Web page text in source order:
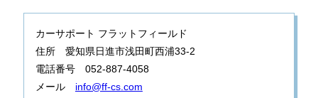
カーサポート フラットフィールド
住所 愛知県日進市浅田町西浦33-2
電話番号 052-887-4058
メール info@ff-cs.com